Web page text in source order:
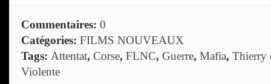
Commentaires: 0
Catégories: FILMS NOUVEAUX
Tags: Attentat, Corse, FLNC, Guerre, Mafia, Thierry
Violente